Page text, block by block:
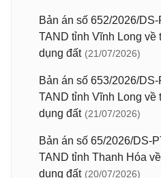
Bản án số 652/2026/
TAND tỉnh Vĩnh Long về
dụng đất (21/07/2026)
Bản án số 653/2026/
TAND tỉnh Vĩnh Long về
dụng đất (21/07/2026)
Bản án số 65/2026/DS-
TAND tỉnh Thanh Hóa
dụng đất (20/07/2026)